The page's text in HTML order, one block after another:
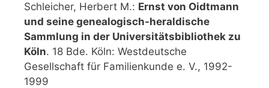
Schleicher, Herbert M.: Ernst von Oidtmann
und seine genealogisch-heraldische
Sammlung in der Universitätsbibliothek zu
Köln. 18 Bde. Köln: Westdeutsche
Gesellschaft für Familienkunde e. V., 1992-
1999